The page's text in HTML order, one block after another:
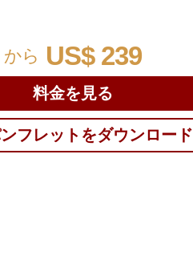
US$ 239
から
料金を見る
フレットをダウンロード